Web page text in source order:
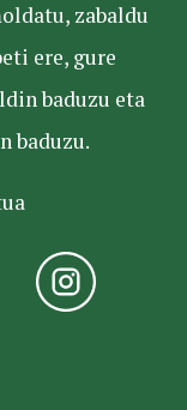
zabaldu
ere, gure
baduzu eta
baduzu.